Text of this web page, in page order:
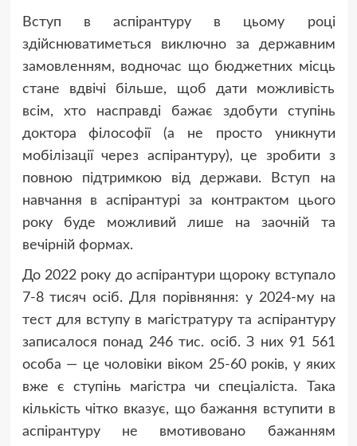
Вступ в аспірантуру в цьому році
здійснюватиметься виключно за державним
замовленням, водночас що бюджетних місць
стане вдвічі більше, щоб дати можливість
всім, хто насправді бажає здобути ступінь
доктора філософії (а не просто уникнути
мобілізації через аспірантуру), це зробити з
повною підтримкою від держави. Вступ на
навчання в аспірантурі за контрактом цього
року буде можливий лише на заочній та
вечірній формах.
До 2022 року до аспірантури щороку вступало
7-8 тисяч осіб. Для порівняння: у 2024-му на
тест для вступу в магістратуру та аспірантуру
записалося понад 246 тис. осіб. З них 91 561
особа — це чоловіки віком 25-60 років, у яких
вже є ступінь магістра чи спеціаліста. Така
кількість чітко вказує, що бажання вступити в
аспірантуру не вмотивовано бажанням